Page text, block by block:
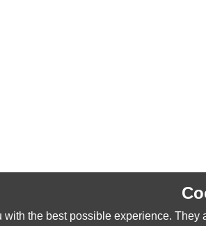
the best possible experience.